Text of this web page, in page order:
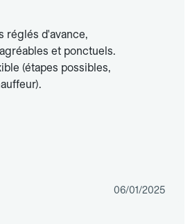
réglés d'avance,
et ponctuels.
(étapes possibles,
06/01/2025